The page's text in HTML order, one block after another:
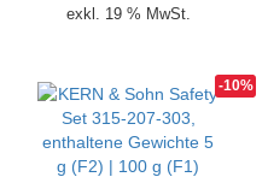
exkl. 19 % MwSt.
-10%